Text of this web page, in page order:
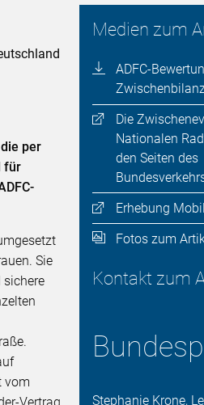
Medien zum
ADFC-
Die
Nationalen
den Seiten des
Erhebung
Fotos zum
Kontakt zum
Stephanie Krone,
per
für
Sie
sichere
vom